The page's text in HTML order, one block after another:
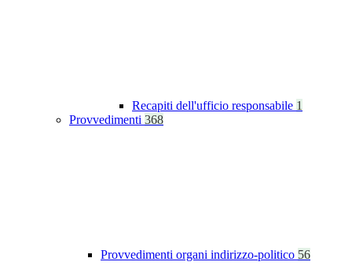
Recapiti dell'ufficio responsabile 1
Provvedimenti 368
Provvedimenti organi indirizzo-politico 56